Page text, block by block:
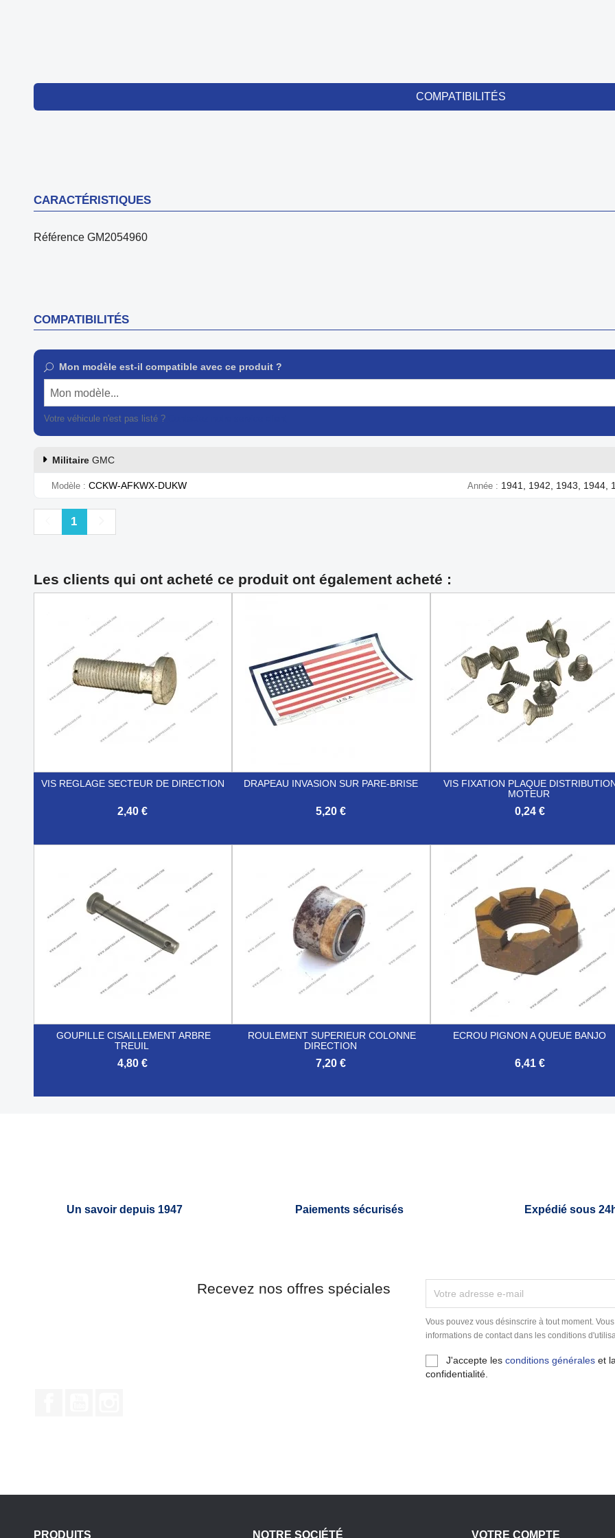
COMPATIBILITÉS
CARACTÉRISTIQUES
Référence GM2054960
COMPATIBILITÉS
Mon modèle est-il compatible avec ce produit ?
Mon modèle...
Votre véhicule n'est pas listé ?
Militaire GMC
Modèle CCKW-AFKWX-DUKW Année 1941, 1942, 1943, 1944,
Précédent
1
Les clients qui ont acheté ce produit ont également acheté :
VIS REGLAGE SECTEUR DE DIRECTION
2,40 €
DRAPEAU INVASION SUR PARE-BRISE
5,20 €
VIS FIXATION PLAQUE
MOTEUR
0,24 €
Aperçu rapide
GOUPILLE CISAILLEMENT ARBRE
TREUIL
4,80 €
ROULEMENT SUPERIEUR COLONNE
DIRECTION
7,20 €
ECROU PIGNON A QUEUE BANJO
6,41 €
Un savoir depuis 1947 Paiements sécurisés Expédié sous
Recevez nos offres spéciales
Vous pouvez vous désinscrire à tout moment.
informations de contact dans les conditions
J'accepte lesconditions générales et
confidentialité.
PRODUITS NOTRE SOCIÉTÉ VOTRE COMPTE